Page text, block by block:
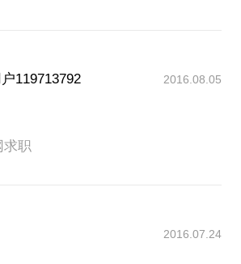
119713792 2016.08.05
求职
2016.07.24